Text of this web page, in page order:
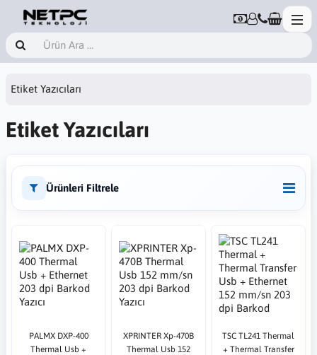
Etiket Yazıcıları
Etiket Yazıcıları
Ürünleri Filtrele
PALMX DXP-400
Thermal Usb +
XPRINTER Xp-470B
Thermal Usb 152
TSC TL241 Thermal
+ Thermal Transfer